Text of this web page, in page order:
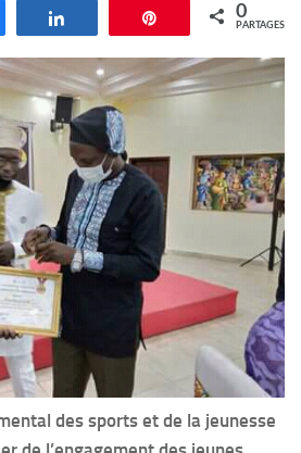
Épingle 0
PARTAGES
des sports et de la jeunesse